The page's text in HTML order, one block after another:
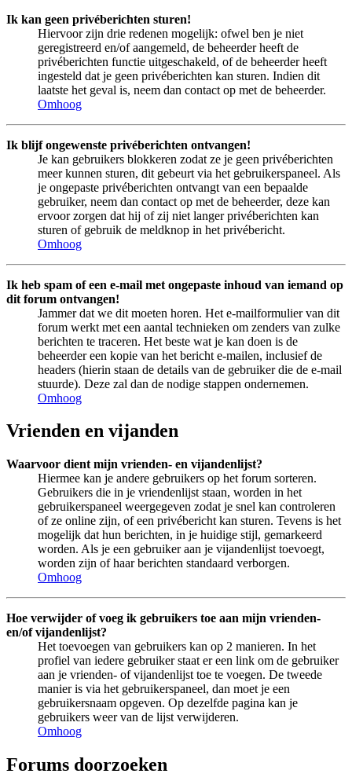
Ik kan geen privéberichten sturen!
Hiervoor zijn drie redenen mogelijk: ofwel ben je niet
geregistreerd en/of aangemeld, de beheerder heeft de
privéberichten functie uitgeschakeld, of de beheerder heeft
ingesteld dat je geen privéberichten kan sturen. Indien dit
laatste het geval is, neem dan contact op met de beheerder.
Omhoog
Ik blijf ongewenste privéberichten ontvangen!
Je kan gebruikers blokkeren zodat ze je geen privéberichten
meer kunnen sturen, dit gebeurt via het gebruikerspaneel. Als
je ongepaste privéberichten ontvangt van een bepaalde
gebruiker, neem dan contact op met de beheerder, deze kan
ervoor zorgen dat hij of zij niet langer privéberichten kan
sturen of gebruik de meldknop in het privébericht.
Omhoog
Ik heb spam of een e-mail met ongepaste inhoud van iemand op
dit forum ontvangen!
Jammer dat we dit moeten horen. Het e-mailformulier van dit
forum werkt met een aantal technieken om zenders van zulke
berichten te traceren. Het beste wat je kan doen is de
beheerder een kopie van het bericht e-mailen, inclusief de
headers (hierin staan de details van de gebruiker die de e-mail
stuurde). Deze zal dan de nodige stappen ondernemen.
Omhoog
Vrienden en vijanden
Waarvoor dient mijn vrienden- en vijandenlijst?
Hiermee kan je andere gebruikers op het forum sorteren.
Gebruikers die in je vriendenlijst staan, worden in het
gebruikerspaneel weergegeven zodat je snel kan controleren
of ze online zijn, of een privébericht kan sturen. Tevens is het
mogelijk dat hun berichten, in je huidige stijl, gemarkeerd
worden. Als je een gebruiker aan je vijandenlijst toevoegt,
worden zijn of haar berichten standaard verborgen.
Omhoog
Hoe verwijder of voeg ik gebruikers toe aan mijn vrienden-
en/of vijandenlijst?
Het toevoegen van gebruikers kan op 2 manieren. In het
profiel van iedere gebruiker staat er een link om de gebruiker
aan je vrienden- of vijandenlijst toe te voegen. De tweede
manier is via het gebruikerspaneel, dan moet je een
gebruikersnaam opgeven. Op dezelfde pagina kan je
gebruikers weer van de lijst verwijderen.
Omhoog
Forums doorzoeken